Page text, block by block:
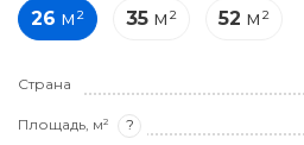
26 м² 35 м² 52 м²
Страна
Площадь, м² ?